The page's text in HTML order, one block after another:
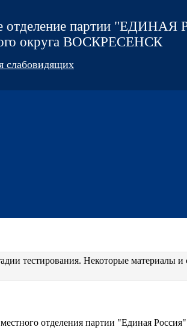
отделение партии
округа ВОСКРЕСЕНСК
слабовидящих
тестирования. Некоторые материалы
отделения партии "Единая